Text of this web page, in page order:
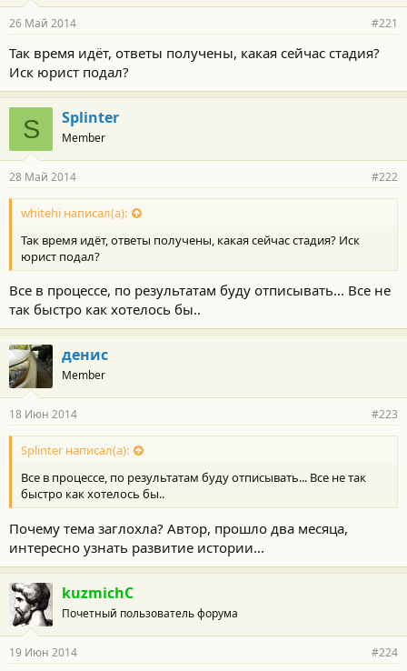
26 Май 2014 #221
Так время идёт, ответы получены, какая сейчас стадия?
Иск юрист подал?
S Splinter
Member
28 Май 2014 #222
whitehi написал(а):
Так время идёт, ответы получены, какая сейчас стадия? Иск
юрист подал?
Все в процессе, по результатам буду отписывать... Все не
так быстро как хотелось бы..
денис
Member
18 Июн 2014 #223
Splinter написал(а):
Все в процессе, по результатам буду отписывать... Все не так
быстро как хотелось бы..
Почему тема заглохла? Автор, прошло два месяца,
интересно узнать развитие истории...
kuzmichC
Почетный пользователь форума
19 Июн 2014 #224